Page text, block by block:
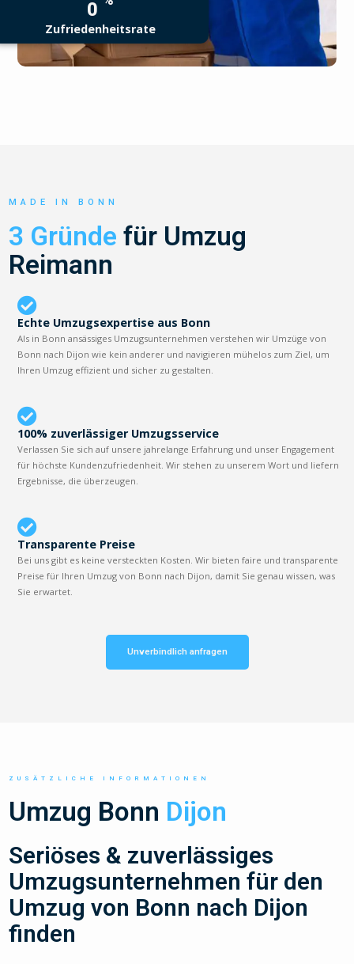
0
Zufriedenheitsrate
MADE IN BONN
3 Gründe für Umzug
Reimann
Echte Umzugsexpertise aus Bonn
Als in Bonn ansässiges Umzugsunternehmen verstehen wir Umzüge von
Bonn nach Dijon wie kein anderer und navigieren mühelos zum Ziel, um
Ihren Umzug effizient und sicher zu gestalten.
100% zuverlässiger Umzugsservice
Verlassen Sie sich auf unsere jahrelange Erfahrung und unser Engagement
für höchste Kundenzufriedenheit. Wir stehen zu unserem Wort und liefern
Ergebnisse, die überzeugen.
Transparente Preise
Bei uns gibt es keine versteckten Kosten. Wir bieten faire und transparente
Preise für Ihren Umzug von Bonn nach Dijon, damit Sie genau wissen, was
Sie erwartet.
Unverbindlich anfragen
ZUSÄTZLICHE INFORMATIONEN
Umzug Bonn Dijon
Seriöses & zuverlässiges
Umzugsunternehmen für den
Umzug von Bonn nach Dijon
finden